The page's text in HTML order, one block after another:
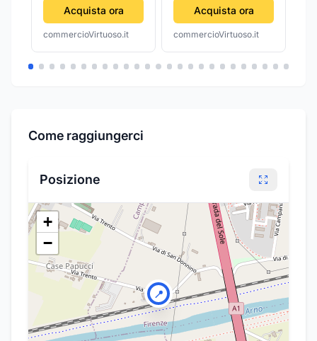
Acquista ora
commercioVirtuoso.it
Acquista ora
commercioVirtuoso.it
Come raggiungerci
Posizione
📍
+
−